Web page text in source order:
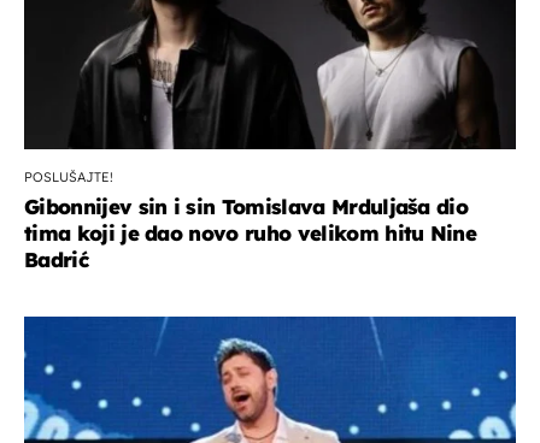
POSLUŠAJTE!
Gibonnijev sin i sin Tomislava Mrduljaša dio
tima koji je dao novo ruho velikom hitu Nine
Badrić